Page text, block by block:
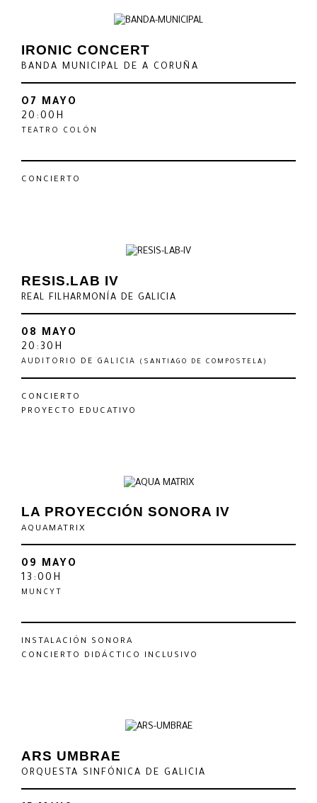
IRONIC CONCERT
BANDA MUNICIPAL DE A CORUÑA
O7 MAYO
20:00H
TEATRO COLÓN
CONCIERTO
RESIS.LAB IV
REAL FILHARMONÍA DE GALICIA
08 MAYO
20:30H
AUDITORIO DE GALICIA (SANTIAGO DE COMPOSTELA)
CONCIERTO
PROYECTO EDUCATIVO
LA PROYECCIÓN SONORA IV
AQUAMATRIX
09 MAYO
13:00H
MUNCYT
INSTALACIÓN SONORA
CONCIERTO DIDÁCTICO INCLUSIVO
ARS UMBRAE
ORQUESTA SINFÓNICA DE GALICIA